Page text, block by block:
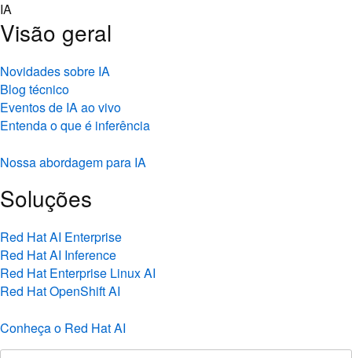
Skip
to
content
IA
Visão geral
Novidades sobre IA
Blog técnico
Eventos de IA ao vivo
Entenda o que é inferência
Nossa abordagem para IA
Soluções
Red Hat AI Enterprise
Red Hat AI Inference
Red Hat Enterprise Linux AI
Red Hat OpenShift AI
Conheça o Red Hat AI